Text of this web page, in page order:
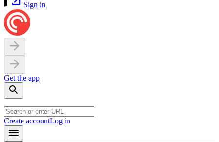
Sign in
Get the app
Create accountLog in